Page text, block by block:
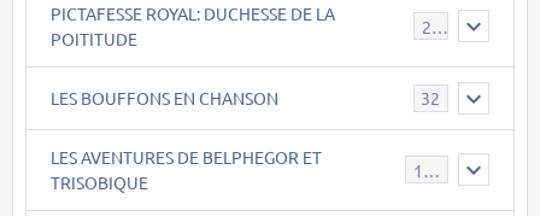
PICTAFESSE ROYAL: DUCHESSE DE LA
POITITUDE
23
LES BOUFFONS EN CHANSON 32
LES AVENTURES DE BELPHEGOR ET
TRISOBIQUE
147